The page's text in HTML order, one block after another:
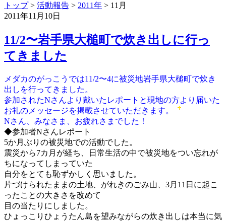
トップ> 活動報告 > 2011年 > 11月
2011年11月10日
11/2〜岩手県大槌町で炊き出しに行っ
てきました
メダカのがっこうでは11/2〜4に被災地岩手県大槌町で炊き
出しを行ってきました。
参加されたNさんより戴いたレポートと現地の方より届いた
お礼のメッセージを掲載させていただきます。
Nさん、みなさま、お疲れさまでした！
◆参加者Nさんレポート
5か月ぶりの被災地での活動でした。
震災から7カ月が経ち、日常生活の中で被災地をつい忘れが
ちになってしまっていた
自分をとても恥ずかしく思いました。
片づけられたままの土地、がれきのごみ山、3月11日に起こ
ったことの大きさを改めて
目の当たりにしました。
ひょっこりひょうたん島を望みながらの炊き出しは本当に気